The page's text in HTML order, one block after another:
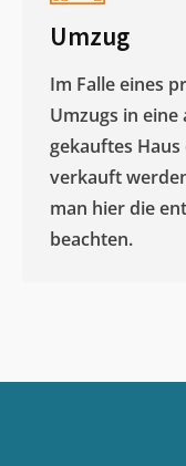
Umzug
Im Falle eines
Umzugs in
gekauftes
verkauft
man hier die
beachten.